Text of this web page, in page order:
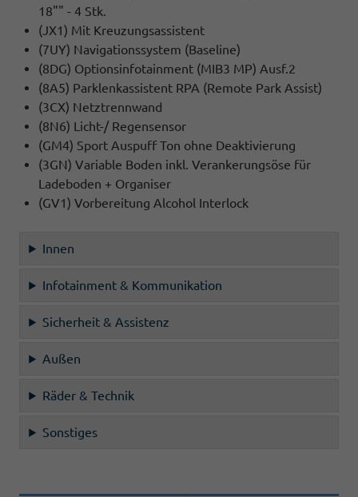
18"" - 4 Stk.
(JX1) Mit Kreuzungsassistent
(7UY) Navigationssystem (Baseline)
(8DG) Optionsinfotainment (MIB3 MP) Ausf.2
(8A5) Parklenkassistent RPA (Remote Park Assist)
(3CX) Netztrennwand
(8N6) Licht-/ Regensensor
(GM4) Sport Auspuff Ton ohne Deaktivierung
(3GN) Variable Boden inkl. Verankerungsöse für
Ladeboden + Organiser
(GV1) Vorbereitung Alcohol Interlock
Innen
Infotainment & Kommunikation
Sicherheit & Assistenz
Außen
Räder & Technik
Sonstiges